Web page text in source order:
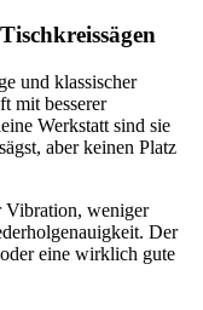
und klassischer
mit besserer
Werkstatt sind sie
aber keinen Platz
Vibration, weniger
Der
eine wirklich gute